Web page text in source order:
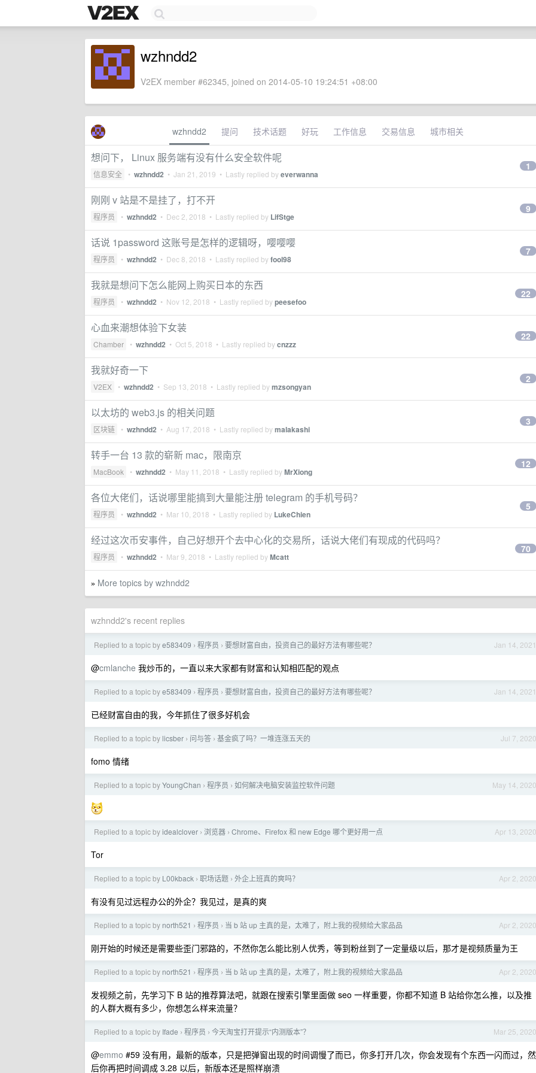
wzhndd2
V2EX member #62345, joined on 2014-05-10 19:24:51 +08:00
wzhndd2 提问 技术话题 好玩 工作信息 交易信息 城市相关
想问下， Linux 服务端有没有什么安全软件呢
信息安全 • wzhndd2 • Jan 21, 2019 • Lastly replied byeverwanna
1
刚刚 v 站是不是挂了，打不开
程序员 • wzhndd2 • Dec 2, 2018 • Lastly replied by LifStge
9
话说 1password 这账号是怎样的逻辑呀，嘤嘤嘤
程序员 • wzhndd2 • Dec 8, 2018 • Lastly replied byfool98
7
我就是想问下怎么能网上购买日本的东西
程序员 • wzhndd2 • Nov 12, 2018 • Lastly replied bypeesefoo
22
心血来潮想体验下女装
Chamber • wzhndd2 • Oct 5, 2018 • Lastly replied bycnzzz
22
我就好奇一下
V2EX • wzhndd2 • Sep 13, 2018 • Lastly replied bymzsongyan
2
以太坊的 web3.js 的相关问题
区块链 • wzhndd2 • Aug 17, 2018 • Lastly replied bymalakashi
3
转手一台 13 款的崭新 mac，限南京
MacBook • wzhndd2 • May 11, 2018 • Lastly replied byMrXiong
12
各位大佬们，话说哪里能搞到大量能注册 telegram 的手机号码？
程序员 • wzhndd2 • Mar 10, 2018 • Lastly replied by LukeChien
5
经过这次币安事件，自己好想开个去中心化的交易所，话说大佬们有现成的代码吗？
程序员 • wzhndd2 • Mar 9, 2018 • Lastly replied byMcatt
70
» More topics by wzhndd2
wzhndd2's recent replies
Jan 14, 2021
Replied to a topic bye583409 › 程序员 › 要想财富自由，投资自己的最好方法有哪些呢？
@cmlanche 我炒币的，一直以来大家都有财富和认知相匹配的观点
Jan 14, 2021
Replied to a topic bye583409 › 程序员 › 要想财富自由，投资自己的最好方法有哪些呢？
已经财富自由的我，今年抓住了很多好机会
Jul 7, 2020
Replied to a topic by licsber › 问与答 › 基金疯了吗？一堆连涨五天的
fomo 情绪
May 14, 2020
Replied to a topic byYoungChan › 程序员 › 如何解决电脑安装监控软件问题
Apr 13, 2020
Replied to a topic byidealclover › 浏览器 › Chrome、Firefox 和 new Edge 哪个更好用一点
Tor
Apr 2, 2020
Replied to a topic by L00kback › 职场话题 › 外企上班真的爽吗？
有没有见过远程办公的外企？我见过，是真的爽
Apr 2, 2020
Replied to a topic by north521 › 程序员 › 当 b 站 up 主真的是，太难了，附上我的视频给大家品品
刚开始的时候还是需要些歪门邪路的，不然你怎么能比别人优秀，等到粉丝到了一定量级以后，那才是视频质量为王
Apr 2, 2020
Replied to a topic by north521 › 程序员 › 当 b 站 up 主真的是，太难了，附上我的视频给大家品品
发视频之前，先学习下 B 站的推荐算法吧，就跟在搜索引擎里面做 seo 一样重要，你都不知道 B 站给你怎么推，以及推
的人群大概有多少，你想怎么样来流量？
Mar 25, 2020
Replied to a topic by Ifade › 程序员 › 今天淘宝打开提示“内测版本”？
@emmo #59 没有用，最新的版本，只是把弹窗出现的时间调慢了而已，你多打开几次，你会发现有个东西一闪而过，然
后你再把时间调成 3.28 以后，新版本还是照样崩溃